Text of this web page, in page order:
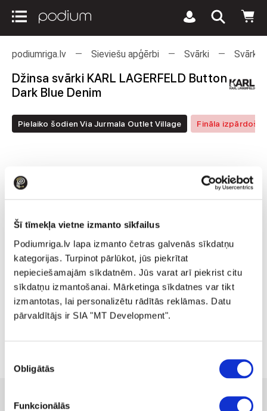
Šī tīmekļa vietne izmanto sīkfailus
Podiumriga.lv lapa izmanto četras galvenās sīkdatņu
kategorijas. Turpinot pārlūkot, jūs piekrītat
nepieciešamajām sīkdatnēm. Jūs varat arī piekrist citu
sīkdatņu izmantošanai. Mārketinga sīkdatnes var tikt
izmantotas, lai personalizētu rādītās reklāmas. Datu
pārvaldītājs ir SIA "MT Development".
izvēle
Obligātās
Funkcionālās
podiumriga.lv Sieviešu apģērbi Svārki Svārki
Džinsa svārki KARL LAGERFELD Button
Dark Blue Denim
Pielaiko šodien Via Jurmala Outlet Village Fināla
85.00